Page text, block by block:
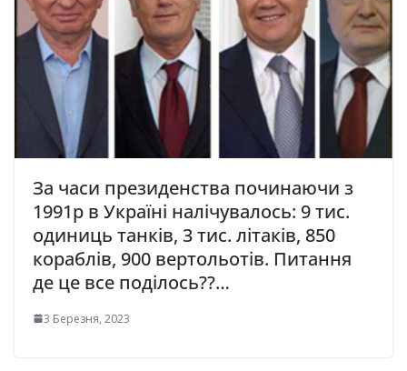
За часи президенства починаючи з
1991р в Україні налічувалось: 9 тис.
одиниць танків, 3 тис. літаків, 850
кoраблiв, 900 вертoльoтів. Питання
де це все поділось??…
3 Березня, 2023